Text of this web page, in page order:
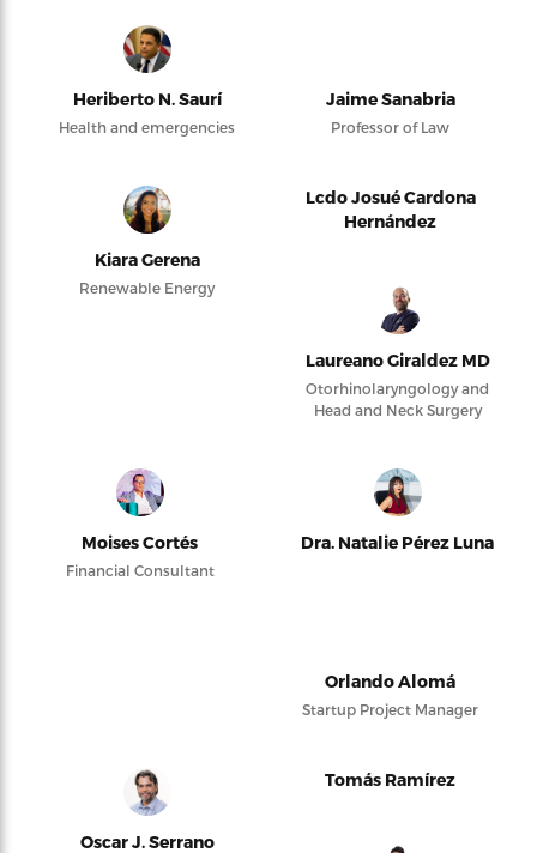
Heriberto N. Saurí
Health and emergencies
Jaime Sanabria
Professor of Law
Kiara Gerena
Renewable Energy
Lcdo Josué Cardona
Hernández
Laureano Giraldez MD
Otorhinolaryngology and
Head and Neck Surgery
Moises Cortés
Financial Consultant
Dra. Natalie Pérez Luna
Orlando Alomá
Startup Project Manager
Oscar J. Serrano
Tomás Ramírez